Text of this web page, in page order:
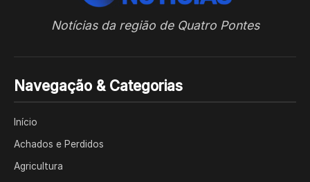
Notícias da região de Quatro Pontes
Navegação & Categorias
Início
Achados e Perdidos
Agricultura